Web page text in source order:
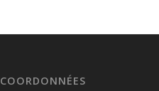
COORDONNÉES